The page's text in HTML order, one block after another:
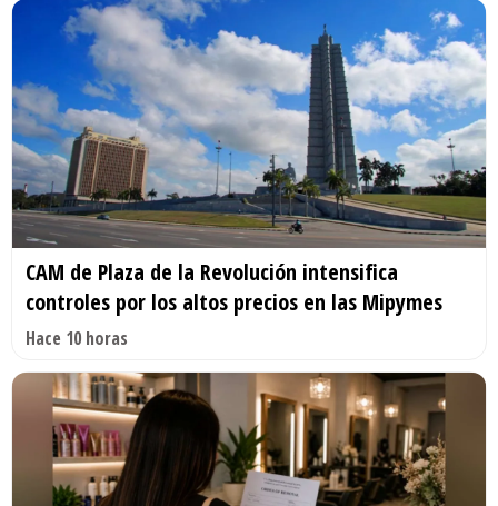
CAM de Plaza de la Revolución intensifica
controles por los altos precios en las Mipymes
Hace 10 horas